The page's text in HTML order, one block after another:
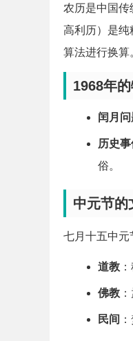
农历是中国传
高利历）是纯
算法进行换算
1968年
闰月
历史
俗。
中元节的
七月十五中元
道教
佛教
民间